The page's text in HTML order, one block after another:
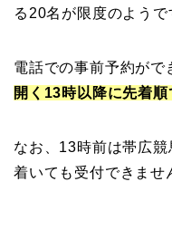
る20名が限度のようで
電話での事前予約がで
開く13時以降に先着順
なお、13時前は帯広競
着いても受付できませ